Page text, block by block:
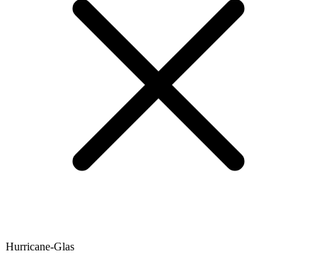
Hurricane-Glas